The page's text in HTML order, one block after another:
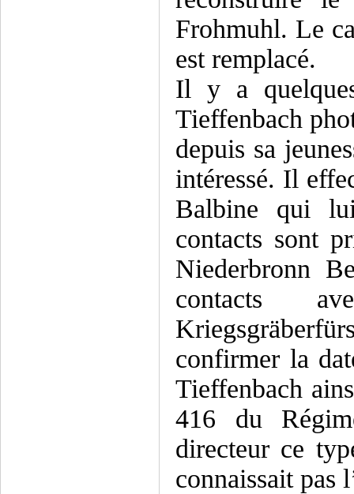
Frohmuhl. Le
est remplacé.
Il y a
Tieffenbach
depuis sa
intéressé. Il
Balbine qui
contacts sont
Niederbronn
contacts
confirmer la
Tieffenbach
416 du
directeur ce
connaissait pas